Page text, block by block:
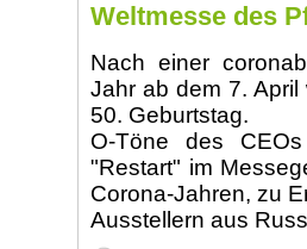
Weltmesse des
Nach einer
Jahr ab dem 7. April
50. Geburtstag.
O-Töne des
"Restart" im
Corona-Jahren, zu
Ausstellern aus